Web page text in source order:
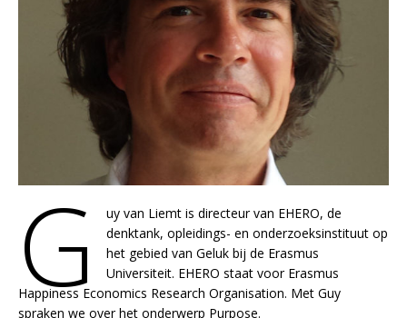
G
uy van Liemt is directeur van EHERO, de
denktank, opleidings- en onderzoeksinstituut op
het gebied van Geluk bij de Erasmus
Universiteit. EHERO staat voor Erasmus
Happiness Economics Research Organisation. Met Guy
spraken we over het onderwerp Purpose.